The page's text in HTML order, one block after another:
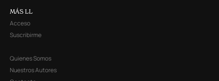
MÁS LL
Acceso
Suscribirme
Quienes Somos
Nuestros Autores